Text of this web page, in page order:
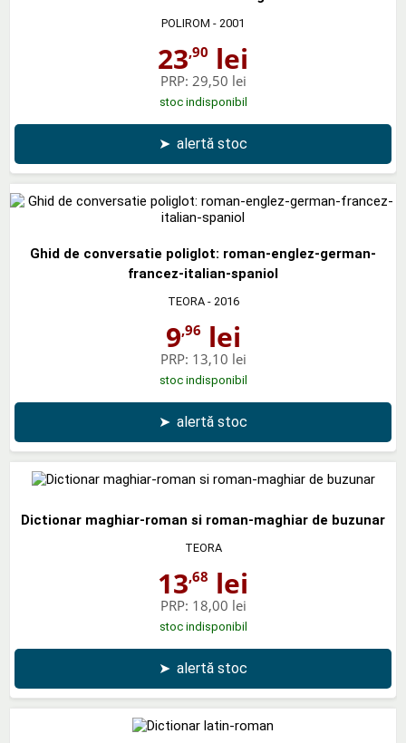
POLIROM - 2001
23,90 lei
PRP: 29,50 lei
stoc indisponibil
➤ alertă stoc
Ghid de conversatie poliglot: roman-englez-german-
francez-italian-spaniol
TEORA- 2016
9,96 lei
PRP: 13,10 lei
stoc indisponibil
➤ alertă stoc
Dictionar maghiar-roman si roman-maghiar de buzunar
TEORA
13,68 lei
PRP: 18,00 lei
stoc indisponibil
➤ alertă stoc